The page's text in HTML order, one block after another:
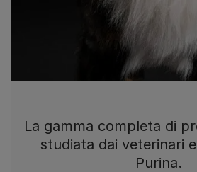
La gamma completa di
studiata dai veterinari
Purina.